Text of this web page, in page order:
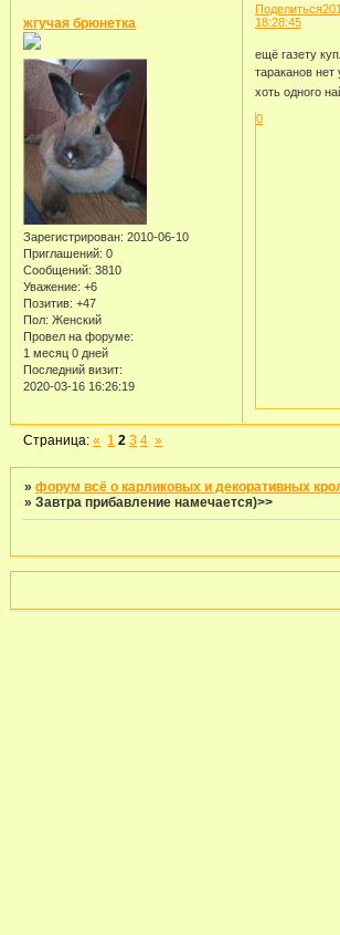
Поделиться
18:28:45
жгучая брюнетка
Зарегистрирован: 2010-06-10
Приглашений: 0
Сообщений: 3810
Уважение: +6
Позитив: +47
Пол: Женский
Провел на форуме:
1 месяц 0 дней
Последний визит:
2020-03-16 16:26:19
ещё газету
тараканов нет
хоть одного
0
Страница:« 1 2 3 4 »
»форум всё о карликовых и декоративных
»Завтра прибавление намечается)>>